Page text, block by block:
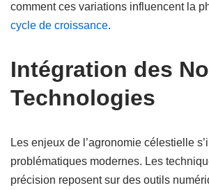
comment ces variations influencent la
cycle de croissance.
Intégration des
Technologies
Les enjeux de l’agronomie célestielle
problématiques modernes. Les
précision reposent sur des outils